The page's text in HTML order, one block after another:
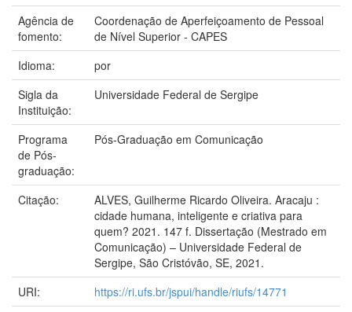
Agência de
fomento:
Coordenação de Aperfeiçoamento de Pessoal
de Nível Superior - CAPES
Idioma:
por
Sigla da
Instituição:
Universidade Federal de Sergipe
Programa
de Pós-
graduação:
Pós-Graduação em Comunicação
Citação:
ALVES, Guilherme Ricardo Oliveira. Aracaju :
cidade humana, inteligente e criativa para
quem? 2021. 147 f. Dissertação (Mestrado em
Comunicação) – Universidade Federal de
Sergipe, São Cristóvão, SE, 2021.
URI:
https://ri.ufs.br/jspui/handle/riufs/14771